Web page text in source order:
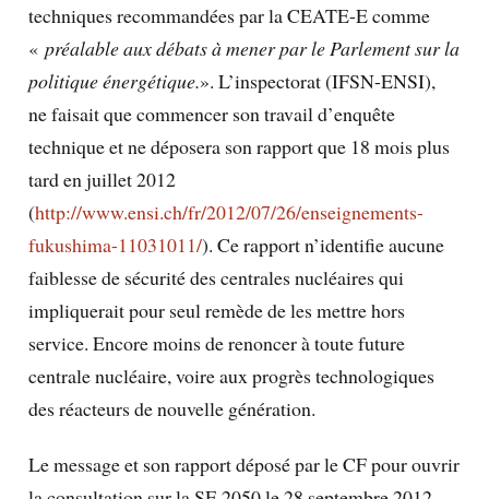
techniques recommandées par la CEATE-E comme
« préalable aux débats à mener par le Parlement sur la
politique énergétique.». L’inspectorat (IFSN-ENSI),
ne faisait que commencer son travail d’enquête
technique et ne déposera son rapport que 18 mois plus
tard en juillet 2012
(http://www.ensi.ch/fr/2012/07/26/enseignements-
fukushima-11031011/). Ce rapport n’identifie aucune
faiblesse de sécurité des centrales nucléaires qui
impliquerait pour seul remède de les mettre hors
service. Encore moins de renoncer à toute future
centrale nucléaire, voire aux progrès technologiques
des réacteurs de nouvelle génération.
Le message et son rapport déposé par le CF pour ouvrir